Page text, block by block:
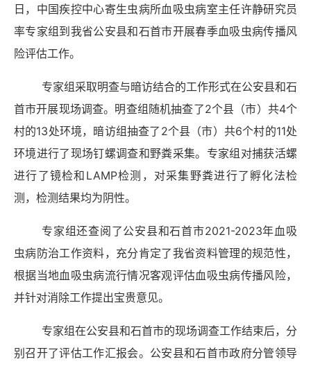
日，中国疾控中心寄生虫病所血吸虫病室主任许静研究员
率专家组到我省公安县和石首市开展春季血吸虫病传播风
险评估工作。
专家组采取明查与暗访结合的工作形式在公安县和石
首市开展现场调查。明查组随机抽查了2个县（市）共4个
村的13处环境，暗访组抽查了 2个县（市）共6个村的11处
环境进行了现场钉螺调查和野粪采集。专家组对捕获活螺
进行了镜检和 LAMP检测，对采集野粪进行了孵化法检
测，检测结果均为阴性。
专家组还查阅了公安县和石首市2021-2023年血吸
虫病防治工作资料，充分肯定了我省资料管理的规范性，
根据当地血吸虫病流行情况客观评估血吸虫病传播风险，
并针对消除工作提出宝贵意见。
专家组在公安县和石首市的现场调查工作结束后，分
别召开了评估工作汇报会。公安县和石首市政府分管领导